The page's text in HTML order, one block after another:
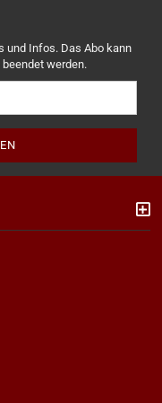
und Infos. Das Abo kann
werden.